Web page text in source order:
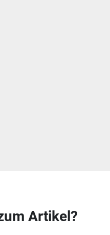
Artikel?